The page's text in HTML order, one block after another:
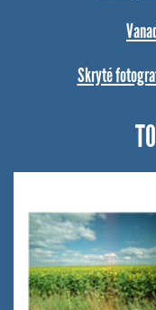
Skryté